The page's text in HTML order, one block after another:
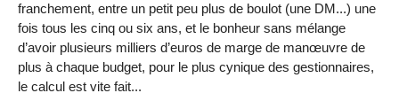
franchement, entre un petit peu plus de boulot (une DM...) une
fois tous les cinq ou six ans, et le bonheur sans mélange
d’avoir plusieurs milliers d’euros de marge de manœuvre de
plus à chaque budget, pour le plus cynique des gestionnaires,
le calcul est vite fait...